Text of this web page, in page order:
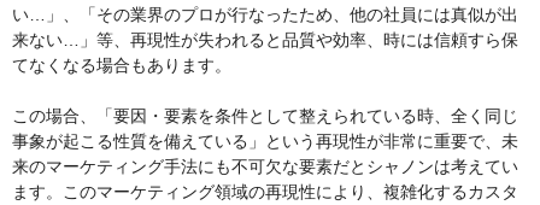
い…」、「その業界のプロが行なったため、他の社員には真似が出
来ない…」等、再現性が失われると品質や効率、時には信頼すら保
てなくなる場合もあります。
この場合、「要因・要素を条件として整えられている時、全く同じ
事象が起こる性質を備えている」という再現性が非常に重要で、未
来のマーケティング手法にも不可欠な要素だとシャノンは考えてい
ます。このマーケティング領域の再現性により、複雑化するカスタ